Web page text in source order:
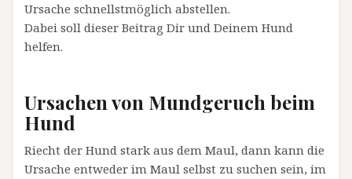
Ursache schnellstmöglich abstellen.
Dabei soll dieser Beitrag Dir und Deinem Hund
helfen.
Ursachen von Mundgeruch beim
Hund
Riecht der Hund stark aus dem Maul, dann kann die
Ursache entweder im Maul selbst zu suchen sein, im